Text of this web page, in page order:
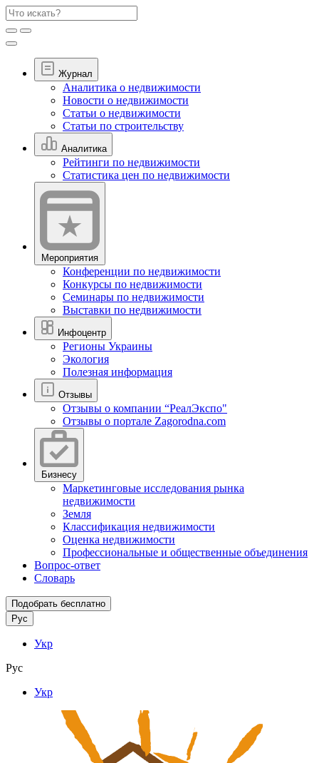
Журнал
Аналитика о недвижимости
Новости о недвижимости
Статьи о недвижимости
Статьи по строительству
Аналитика
Рейтинги по недвижимости
Статистика цен по недвижимости
Мероприятия
Конференции по недвижимости
Конкурсы по недвижимости
Семинары по недвижимости
Выставки по недвижимости
Инфоцентр
Регионы Украины
Экология
Полезная информация
Отзывы
Отзывы о компании “РеалЭкспо"
Отзывы о портале Zagorodna.com
Бизнесу
Маркетинговые исследования рынка
недвижимости
Земля
Классификация недвижимости
Оценка недвижимости
Профессиональные и общественные объединения
Вопрос-ответ
Словарь
Подобрать бесплатно
Рус
Укр
Рус
Укр